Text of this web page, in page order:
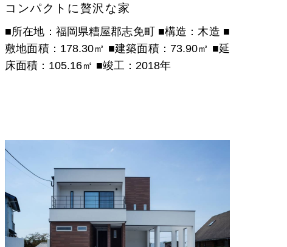
コンパクトに贅沢な家
■所在地：福岡県糟屋郡志免町 ■構造：木造 ■
敷地面積：178.30㎡ ■建築面積：73.90㎡ ■延
床面積：105.16㎡ ■竣工：2018年